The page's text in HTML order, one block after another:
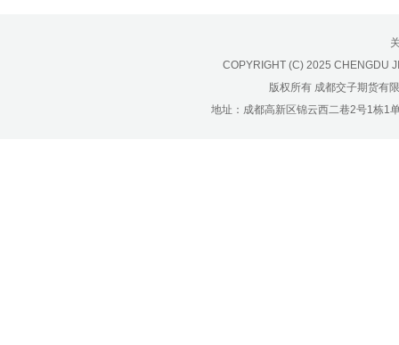
COPYRIGHT (C) 2025 CHENGDU
版权所有 成都交子期货有
地址：成都高新区锦云西二巷2号1栋1